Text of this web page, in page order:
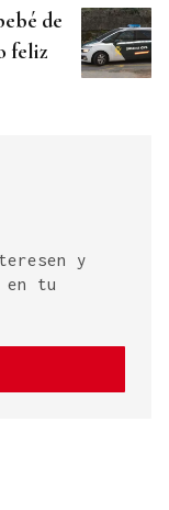
de
feliz
y
en tu